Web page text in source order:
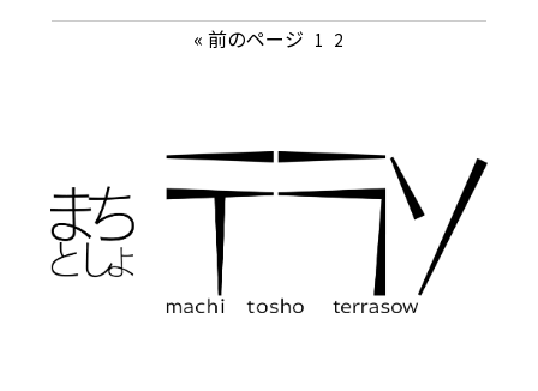
« 前のページ 1 2